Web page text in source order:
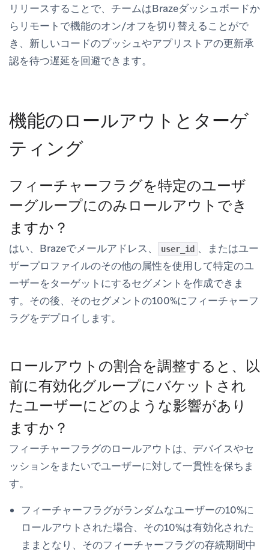
リリースすることで、チームはBrazeダッシュボードか
らリモートで機能のオン/オフを切り替えることがで
き、新しいコードのプッシュやアプリストアの更新承
認を待つ遅延を回避できます。
機能のロールアウトとターゲ
ティング
フィーチャーフラグを特定のユーザ
ーグループにのみロールアウトでき
ますか？
はい、Brazeでメールアドレス、 user_id 、またはユー
ザープロファイルのその他の属性を使用して特定のユ
ーザーをターゲットにするセグメントを作成できま
す。その後、そのセグメントの100%にフィーチャーフ
ラグをデプロイします。
ロールアウトの割合を調整すると、以
前に有効化グループにバケットされ
たユーザーにどのような影響があり
ますか？
フィーチャーフラグのロールアウトは、デバイスやセ
ッションをまたいでユーザーに対して一貫性を保ちま
す。
フィーチャーフラグがランダムなユーザーの10%に
ロールアウトされた場合、その10%は有効化された
ままとなり、そのフィーチャーフラグの存続期間中